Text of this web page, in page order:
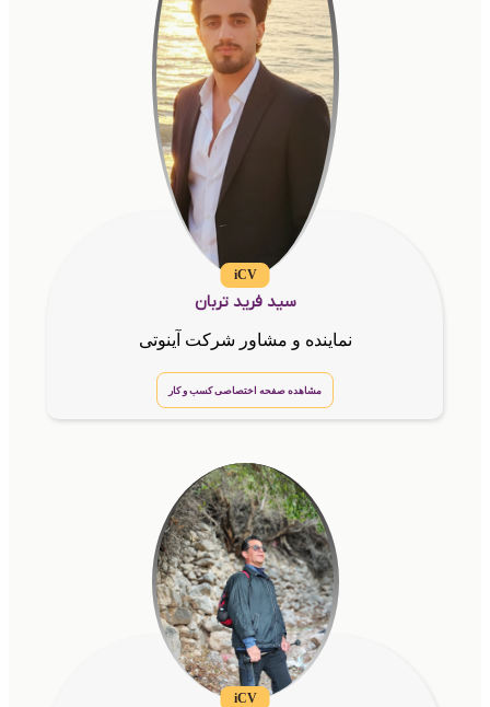
iCV
سید فرید تربان
نماینده و مشاور شرکت آینوتی
مشاهده صفحه اختصاصی کسب و کار
iCV